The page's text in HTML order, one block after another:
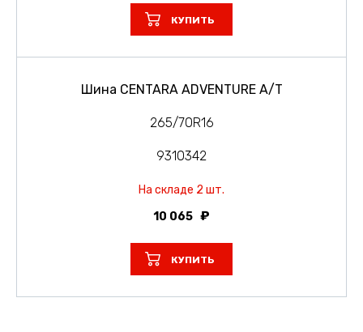
КУПИТЬ
Шина CENTARA ADVENTURE A/T
265/70R16
9310342
На складе 2 шт.
10 065
КУПИТЬ